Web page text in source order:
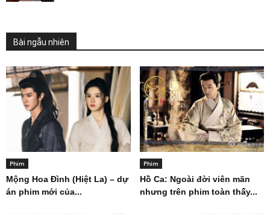
Bài ngẫu nhiên
Phim
Mộng Hoa Đình (Hiệt La) – dự
án phim mới của...
Phim
Hồ Ca: Ngoài đời viên mãn
nhưng trên phim toàn thấy...